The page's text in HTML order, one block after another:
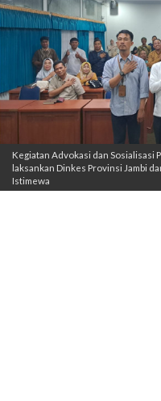
Kegiatan Advokasi dan Sosialisasi
laksankan Dinkes Provinsi Jambi
Istimewa